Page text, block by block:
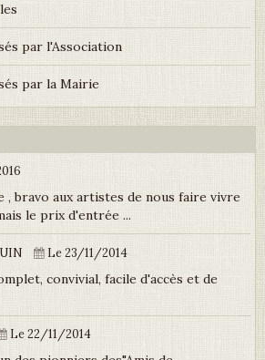
par l'Association
par la Mairie
, bravo aux artistes de nous faire vivre
le prix d'entrée ...
Le 23/11/2014
convivial, facile d'accès et de
Le 22/11/2014